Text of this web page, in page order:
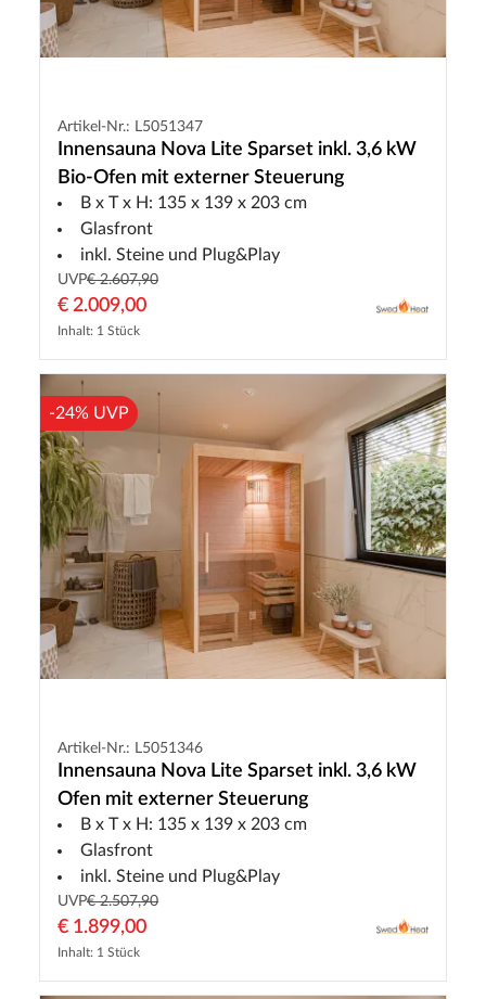
Artikel-Nr.: L5051347
Innensauna Nova Lite Sparset inkl. 3,6 kW
Bio-Ofen mit externer Steuerung
B x T x H: 135 x 139 x 203 cm
Glasfront
inkl. Steine und Plug&Play
UVP€ 2.607,90
€ 2.009,00
Inhalt: 1 Stück
-24% UVP
Artikel-Nr.: L5051346
Innensauna Nova Lite Sparset inkl. 3,6 kW
Ofen mit externer Steuerung
B x T x H: 135 x 139 x 203 cm
Glasfront
inkl. Steine und Plug&Play
UVP€ 2.507,90
€ 1.899,00
Inhalt: 1 Stück